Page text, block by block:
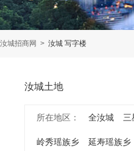
汝城招商网 > 汝城 写字楼
汝城土地
所在地区： 全汝城 三
岭秀瑶族乡 延寿瑶族乡